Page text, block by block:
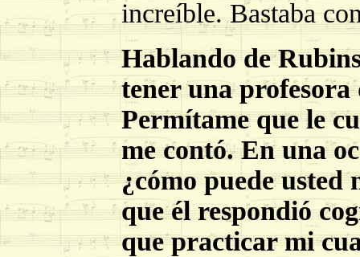
increíble. Bastaba
Hablando de
tener una profesora
Permítame que le
me contó. En una
¿cómo puede
que él respondió
que practicar mi